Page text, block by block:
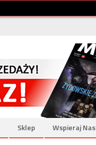
Sklep Wspieraj Nas